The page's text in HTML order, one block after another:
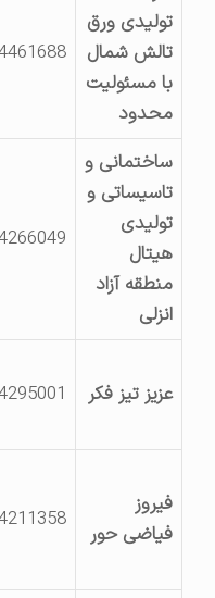
تولیدی ورق
تالش شمال
با مسئولیت
محدود
1824461688
ساختمانی و
تاسیساتی و
تولیدی
هیتال
منطقه آزاد
انزلی
1344266049
عزیز تیز فکر 1344295001
فیروز
فیاضی حور
1344211358